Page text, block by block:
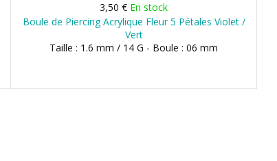
3,50 € En stock
Boule de Piercing Acrylique Fleur 5 Pétales Violet /
Vert
Taille : 1.6 mm / 14 G - Boule : 06 mm